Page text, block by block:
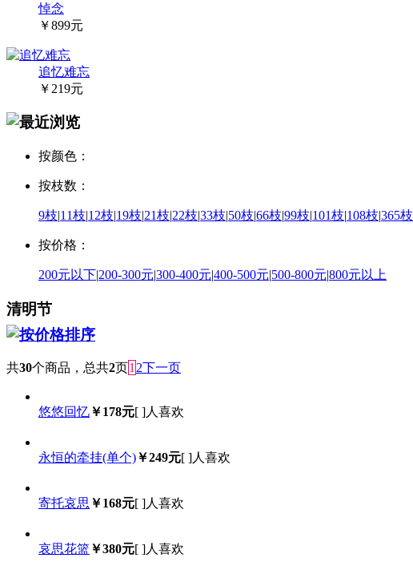
悼念
￥899元
追忆难忘
￥219元
按颜色：
按枝数：
9枝|11枝|12枝|19枝|21枝|22枝|33枝|50枝|66枝|99枝|101枝|108枝|365枝
按价格：
200元以下|200-300元|300-400元|400-500元|500-800元|800元以上
清明节
共30个商品，总共2页1 2下一页
悠悠回忆￥178元[ ]人喜欢
永恒的牵挂(单个)￥249元[ ]人喜欢
寄托哀思 ￥168元[ ]人喜欢
哀思花篮 ￥380元[ ]人喜欢